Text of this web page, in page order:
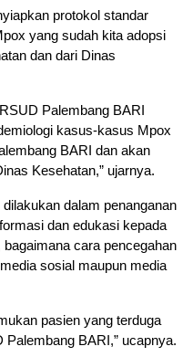
protokol standar
yang sudah kita adopsi
dan dari Dinas
Palembang BARI
kasus-kasus Mpox
BARI dan akan
Kesehatan,” ujarnya.
dalam penanganan
dan edukasi kepada
cara pencegahan
sosial maupun media
pasien yang terduga
BARI,” ucapnya.